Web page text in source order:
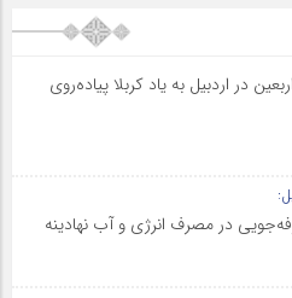
در اردبیل به یاد کربلا پیاده‌روی
در مصرف انرژی و آب نهادینه